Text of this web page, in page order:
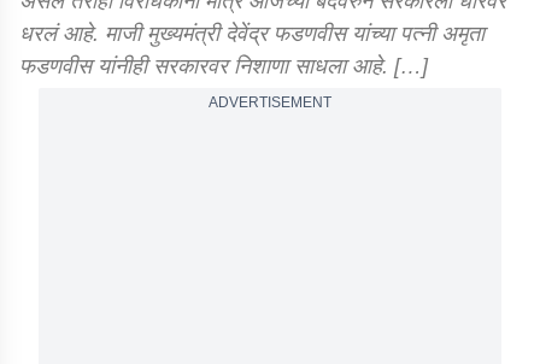
धरलं आहे. माजी मुख्यमंत्री देवेंद्र फडणवीस यांच्या पत्नी अमृता
फडणवीस यांनीही सरकारवर निशाणा साधला आहे. […]
ADVERTISEMENT